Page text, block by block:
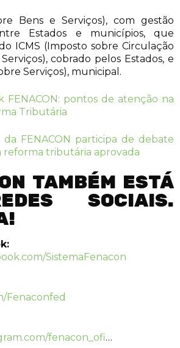
Bens e Serviços), com gestão
Estados e municípios, que
ICMS (Imposto sobre Circulação
cobrado pelos Estados, e
Serviços), municipal.
FENACON: pontos de atenção na
Tributária
FENACON participa de debate
reforma tributária aprovada
TAMBÉM ESTÁ
SOCIAIS.
SistemaFenacon
Fenaconfed
fenacon_ofi…